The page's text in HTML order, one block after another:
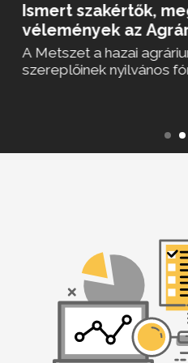
Ismert szakértők,
vélemények az
A Metszet a hazai
szereplőinek nyilvános